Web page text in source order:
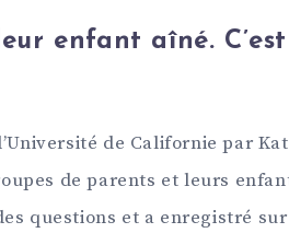
enfant aîné.
de Californie par
de parents et leurs
questions et a enregistré